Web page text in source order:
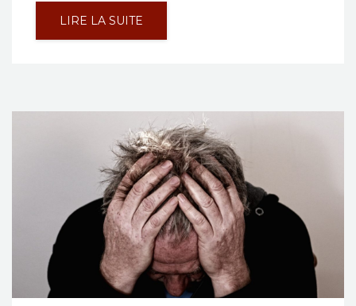
LIRE LA SUITE